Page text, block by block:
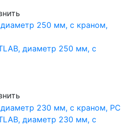
диаметр 250 мм, с
диаметр 230 мм, с